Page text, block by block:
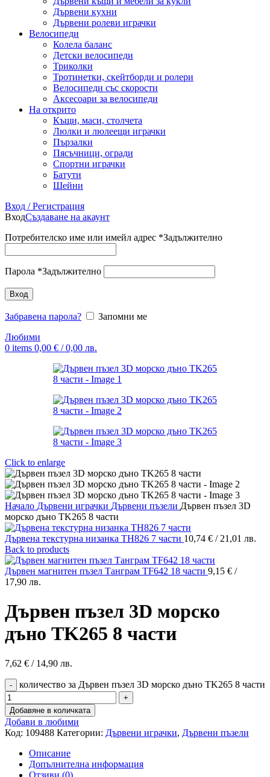
Дървени кухни
Дървени ролеви играчки
Велосипеди
Колела баланс
Детски велосипеди
Триколки
Тротинетки, скейтборди и ролери
Велосипеди със скорости
Аксесоари за велосипеди
На открито
Къщи, маси, столчета
Люлки и люлеещи играчки
Пързалки
Пясъчници, огради
Спортни играчки
Батути
Шейни
Вход / Регистрация
ВходСъздаване на акаунт
Потребителско име или имейл адрес *Задължително
Парола *Задължително
Вход
Забравена парола?
Запомни ме
Любими
0 items 0,00 € / 0,00 лв.
Click to enlarge
Начало Дървени играчки Дървени пъзели Дървен пъзел 3D
морско дъно TK265 8 части
Дървена текстурна низанка TH826 7 части 10,74 € / 21,01 лв.
Back to products
Дървен магнитен пъзел Танграм TF642 18 части 9,15 € /
17,90 лв.
Дървен пъзел 3D морско
дъно TK265 8 части
7,62 € / 14,90 лв.
количество за Дървен пъзел 3D морско дъно TK265 8 части
Добавяне в количката
Добави в любими
Код: 109488 Категории: Дървени играчки, Дървени пъзели
Описание
Допълнителна информация
Отзиви (0)